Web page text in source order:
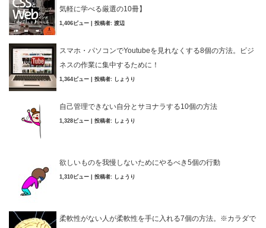
気軽に学べる厳選の10冊】
1,406ビュー 投稿者: 渡辺
スマホ・パソコンでYoutubeを見れなくする8個の方法。ビジ
ネスの作業に集中するために！
1,364ビュー 投稿者: しょうり
自己管理できない自分とサヨナラする10個の方法
1,328ビュー 投稿者: しょうり
欲しいものを我慢しないためにやるべき5個の行動
1,310ビュー 投稿者: しょうり
柔軟性がない人が柔軟性を手に入れる7個の方法。※カラダで